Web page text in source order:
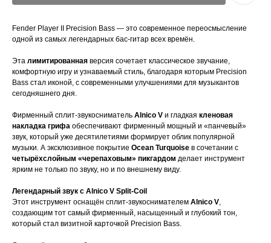
Fender Player II Precision Bass — это современное переосмысление
одной из самых легендарных бас-гитар всех времён.
Эта лимитированная версия сочетает классическое звучание,
комфортную игру и узнаваемый стиль, благодаря которым Precision
Bass стал иконой, с современными улучшениями для музыкантов
сегодняшнего дня.
Фирменный сплит-звукосниматель Alnico V и гладкая кленовая
накладка грифа обеспечивают фирменный мощный и «панчевый»
звук, который уже десятилетиями формирует облик популярной
музыки. А эксклюзивное покрытие Ocean Turquoise в сочетании с
четырёхслойным «черепаховым» пикгардом делает инструмент
ярким не только по звуку, но и по внешнему виду.
Легендарный звук с Alnico V Split-Coil
Этот инструмент оснащён сплит-звукоснимателем Alnico V,
создающим тот самый фирменный, насыщенный и глубокий тон,
который стал визитной карточкой Precision Bass.